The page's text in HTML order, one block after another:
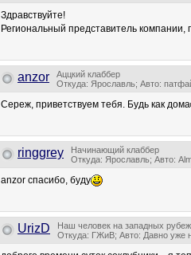
Здравствуйте!
Региональный представитель
anzor
Аццкий клаббер
Откуда: Ярославль; Авто:
Сереж, приветствуем тебя. Будь как дома
ringgrey
Начинающий клаббер
Откуда: Ярославль; Авто:
anzor спасибо, буду
UrizD
Наш человек на западных
Откуда: ГЖиВ; Авто: Давно уже